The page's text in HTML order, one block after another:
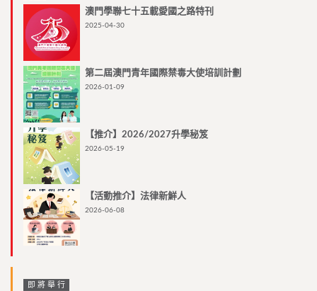
澳門學聯七十五載愛國之路特刊
2025-04-30
第二屆澳門青年國際禁毒大使培訓計劃
2026-01-09
【推介】2026/2027升學秘笈
2026-05-19
【活動推介】法律新鮮人
2026-06-08
即將舉行